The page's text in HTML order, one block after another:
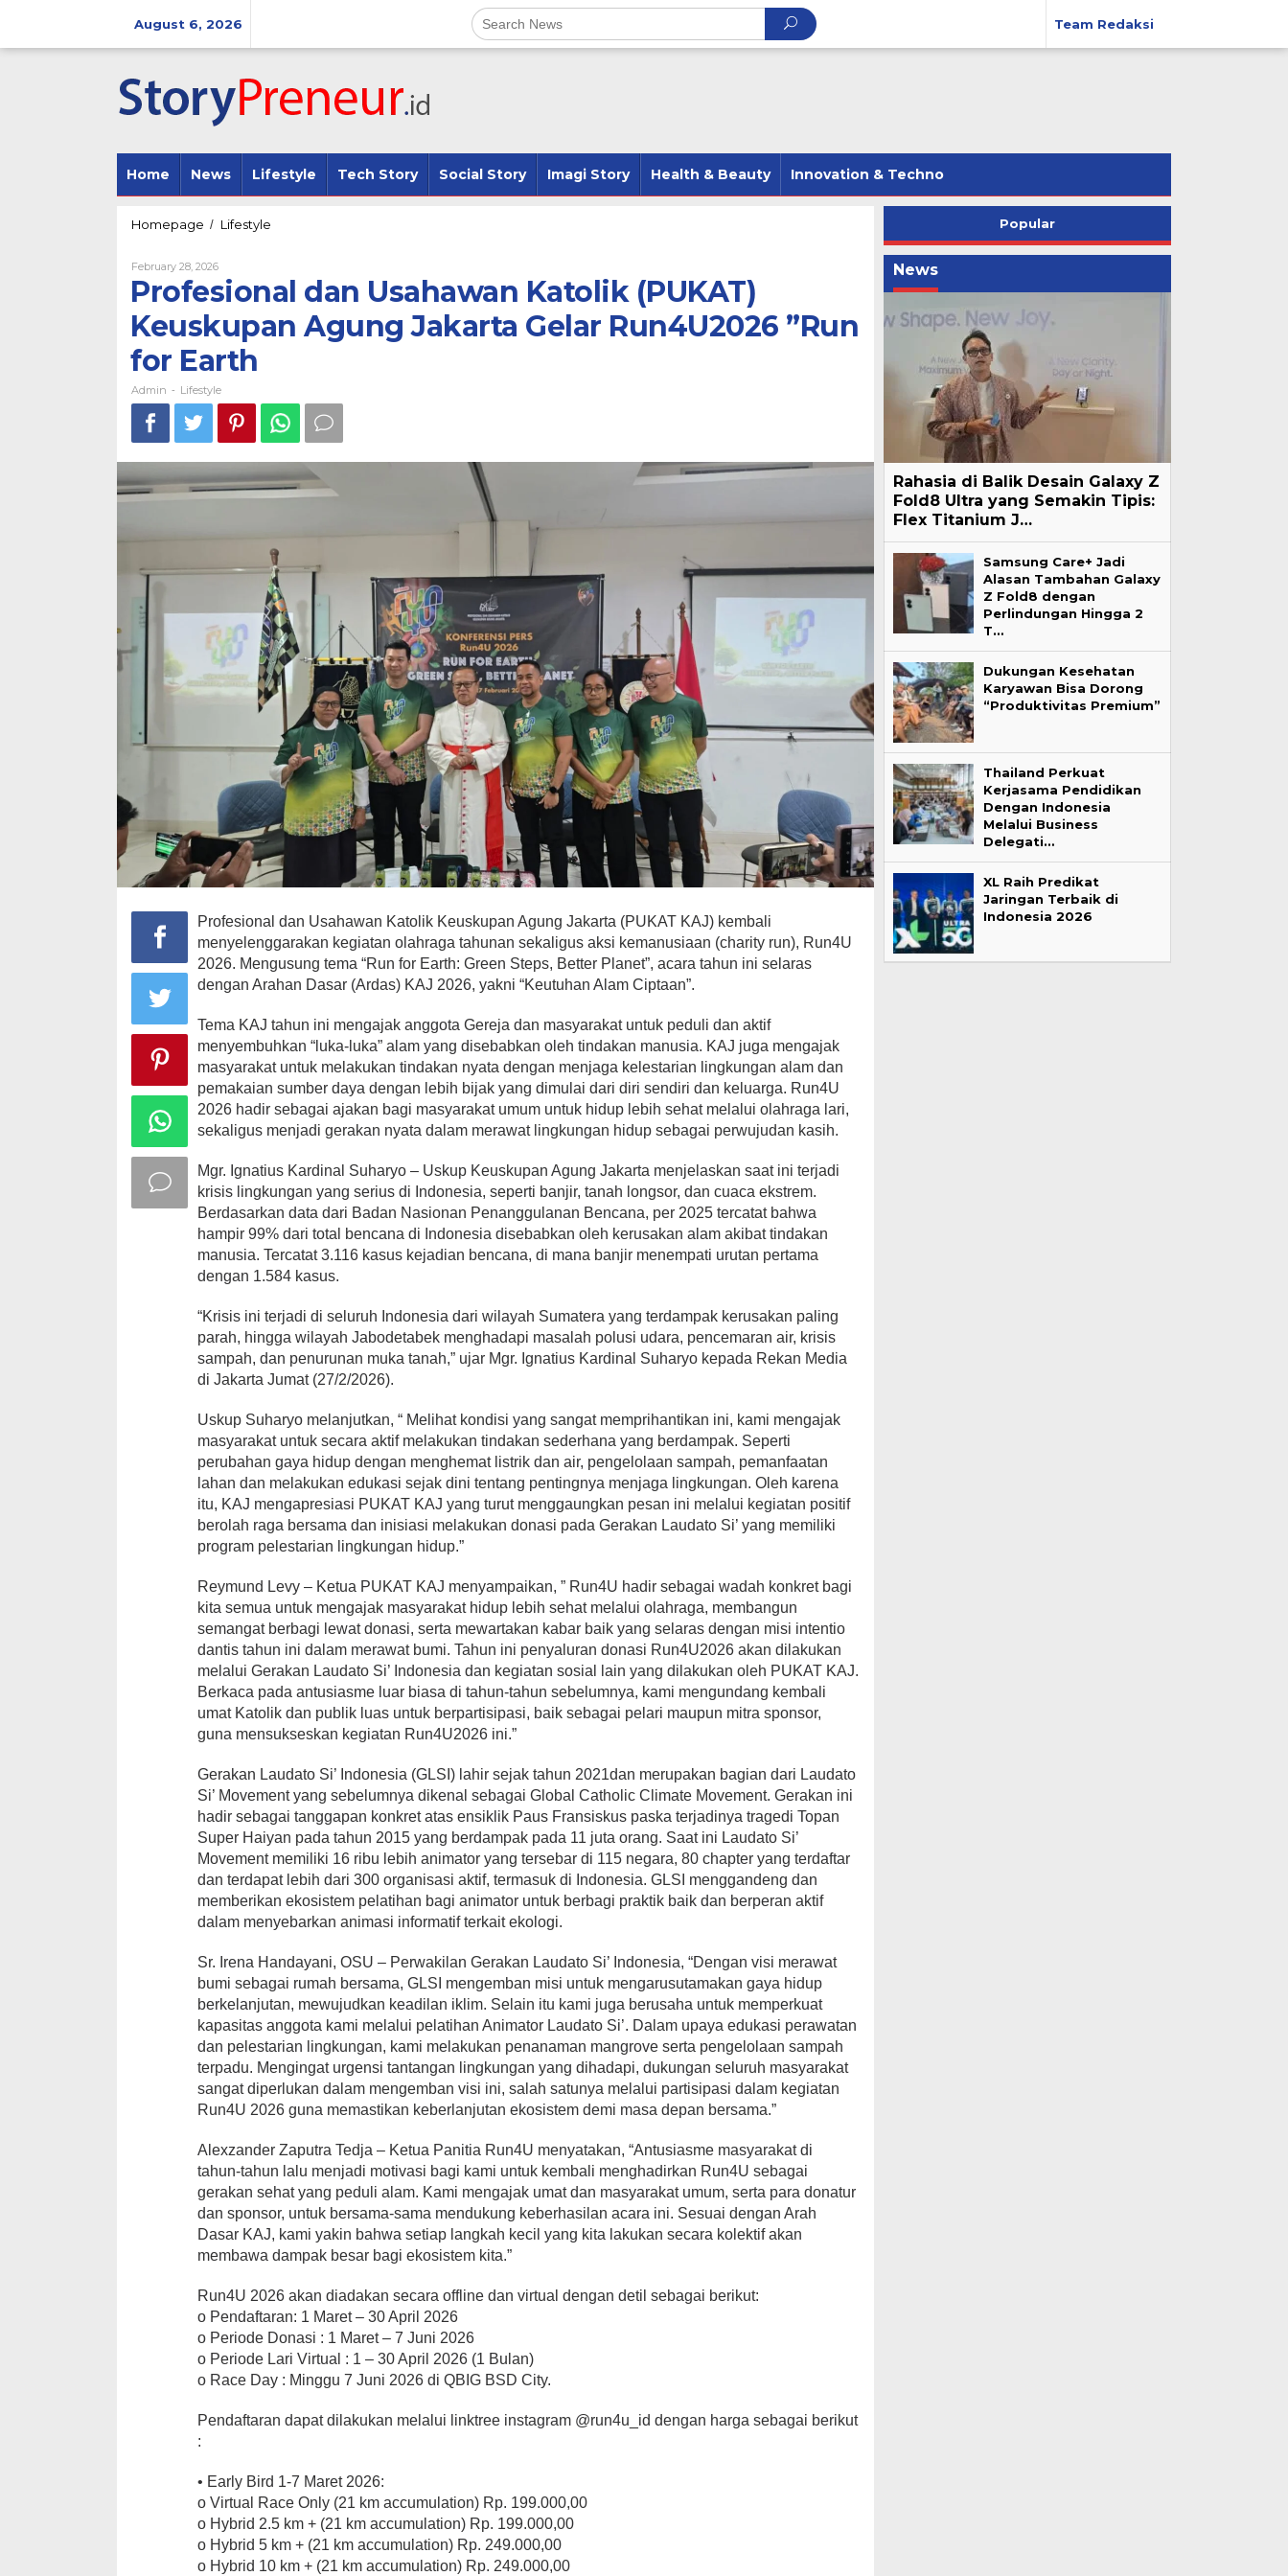
August 6, 2026 Team Redaksi
Home News Lifestyle Tech Story Social Story Imagi Story Health & Beauty Innovation & Techno
Homepage / Lifestyle
(PUKAT)
Agung
for
Earth
February 28, 2026By
Admin
Profesional dan Usahawan Katolik (PUKAT)
Keuskupan Agung Jakarta Gelar Run4U2026 ”Run
for Earth
Admin - Lifestyle
Profesional dan Usahawan Katolik Keuskupan Agung Jakarta (PUKAT KAJ) kembali
menyelenggarakan kegiatan olahraga tahunan sekaligus aksi kemanusiaan (charity run), Run4U
2026. Mengusung tema “Run for Earth: Green Steps, Better Planet”, acara tahun ini selaras
dengan Arahan Dasar (Ardas) KAJ 2026, yakni “Keutuhan Alam Ciptaan”.
Tema KAJ tahun ini mengajak anggota Gereja dan masyarakat untuk peduli dan aktif
menyembuhkan “luka-luka” alam yang disebabkan oleh tindakan manusia. KAJ juga mengajak
masyarakat untuk melakukan tindakan nyata dengan menjaga kelestarian lingkungan alam dan
pemakaian sumber daya dengan lebih bijak yang dimulai dari diri sendiri dan keluarga. Run4U
2026 hadir sebagai ajakan bagi masyarakat umum untuk hidup lebih sehat melalui olahraga lari,
sekaligus menjadi gerakan nyata dalam merawat lingkungan hidup sebagai perwujudan kasih.
Mgr. Ignatius Kardinal Suharyo – Uskup Keuskupan Agung Jakarta menjelaskan saat ini terjadi
krisis lingkungan yang serius di Indonesia, seperti banjir, tanah longsor, dan cuaca ekstrem.
Berdasarkan data dari Badan Nasionan Penanggulanan Bencana, per 2025 tercatat bahwa
hampir 99% dari total bencana di Indonesia disebabkan oleh kerusakan alam akibat tindakan
manusia. Tercatat 3.116 kasus kejadian bencana, di mana banjir menempati urutan pertama
dengan 1.584 kasus.
“Krisis ini terjadi di seluruh Indonesia dari wilayah Sumatera yang terdampak kerusakan paling
parah, hingga wilayah Jabodetabek menghadapi masalah polusi udara, pencemaran air, krisis
sampah, dan penurunan muka tanah,” ujar Mgr. Ignatius Kardinal Suharyo kepada Rekan Media
di Jakarta Jumat (27/2/2026).
Uskup Suharyo melanjutkan, “ Melihat kondisi yang sangat memprihantikan ini, kami mengajak
masyarakat untuk secara aktif melakukan tindakan sederhana yang berdampak. Seperti
perubahan gaya hidup dengan menghemat listrik dan air, pengelolaan sampah, pemanfaatan
lahan dan melakukan edukasi sejak dini tentang pentingnya menjaga lingkungan. Oleh karena
itu, KAJ mengapresiasi PUKAT KAJ yang turut menggaungkan pesan ini melalui kegiatan positif
berolah raga bersama dan inisiasi melakukan donasi pada Gerakan Laudato Si’ yang memiliki
program pelestarian lingkungan hidup.”
Reymund Levy – Ketua PUKAT KAJ menyampaikan, ” Run4U hadir sebagai wadah konkret bagi
kita semua untuk mengajak masyarakat hidup lebih sehat melalui olahraga, membangun
semangat berbagi lewat donasi, serta mewartakan kabar baik yang selaras dengan misi intentio
dantis tahun ini dalam merawat bumi. Tahun ini penyaluran donasi Run4U2026 akan dilakukan
melalui Gerakan Laudato Si’ Indonesia dan kegiatan sosial lain yang dilakukan oleh PUKAT KAJ.
Berkaca pada antusiasme luar biasa di tahun-tahun sebelumnya, kami mengundang kembali
umat Katolik dan publik luas untuk berpartisipasi, baik sebagai pelari maupun mitra sponsor,
guna mensukseskan kegiatan Run4U2026 ini.”
Gerakan Laudato Si’ Indonesia (GLSI) lahir sejak tahun 2021dan merupakan bagian dari Laudato
Si’ Movement yang sebelumnya dikenal sebagai Global Catholic Climate Movement. Gerakan ini
hadir sebagai tanggapan konkret atas ensiklik Paus Fransiskus paska terjadinya tragedi Topan
Super Haiyan pada tahun 2015 yang berdampak pada 11 juta orang. Saat ini Laudato Si’
Movement memiliki 16 ribu lebih animator yang tersebar di 115 negara, 80 chapter yang terdaftar
dan terdapat lebih dari 300 organisasi aktif, termasuk di Indonesia. GLSI menggandeng dan
memberikan ekosistem pelatihan bagi animator untuk berbagi praktik baik dan berperan aktif
dalam menyebarkan animasi informatif terkait ekologi.
Sr. Irena Handayani, OSU – Perwakilan Gerakan Laudato Si’ Indonesia, “Dengan visi merawat
bumi sebagai rumah bersama, GLSI mengemban misi untuk mengarusutamakan gaya hidup
berkelanjutan, mewujudkan keadilan iklim. Selain itu kami juga berusaha untuk memperkuat
kapasitas anggota kami melalui pelatihan Animator Laudato Si’. Dalam upaya edukasi perawatan
dan pelestarian lingkungan, kami melakukan penanaman mangrove serta pengelolaan sampah
terpadu. Mengingat urgensi tantangan lingkungan yang dihadapi, dukungan seluruh masyarakat
sangat diperlukan dalam mengemban visi ini, salah satunya melalui partisipasi dalam kegiatan
Run4U 2026 guna memastikan keberlanjutan ekosistem demi masa depan bersama.”
Alexzander Zaputra Tedja – Ketua Panitia Run4U menyatakan, “Antusiasme masyarakat di
tahun-tahun lalu menjadi motivasi bagi kami untuk kembali menghadirkan Run4U sebagai
gerakan sehat yang peduli alam. Kami mengajak umat dan masyarakat umum, serta para donatur
dan sponsor, untuk bersama-sama mendukung keberhasilan acara ini. Sesuai dengan Arah
Dasar KAJ, kami yakin bahwa setiap langkah kecil yang kita lakukan secara kolektif akan
membawa dampak besar bagi ekosistem kita.”
Run4U 2026 akan diadakan secara offline dan virtual dengan detil sebagai berikut:
o Pendaftaran: 1 Maret – 30 April 2026
o Periode Donasi : 1 Maret – 7 Juni 2026
o Periode Lari Virtual : 1 – 30 April 2026 (1 Bulan)
o Race Day : Minggu 7 Juni 2026 di QBIG BSD City.
Pendaftaran dapat dilakukan melalui linktree instagram @run4u_id dengan harga sebagai berikut
:
• Early Bird 1-7 Maret 2026:
o Virtual Race Only (21 km accumulation) Rp. 199.000,00
o Hybrid 2.5 km + (21 km accumulation) Rp. 199.000,00
o Hybrid 5 km + (21 km accumulation) Rp. 249.000,00
o Hybrid 10 km + (21 km accumulation) Rp. 249.000,00
Popular
News
Rahasia di Balik Desain Galaxy Z
Fold8 Ultra yang Semakin Tipis:
Flex Titanium J…
Samsung Care+ Jadi
Alasan Tambahan Galaxy
Z Fold8 dengan
Perlindungan Hingga 2
T…
Dukungan Kesehatan
Karyawan Bisa Dorong
“Produktivitas Premium”
Thailand Perkuat
Kerjasama Pendidikan
Dengan Indonesia
Melalui Business
Delegati…
XL Raih Predikat
Jaringan Terbaik di
Indonesia 2026